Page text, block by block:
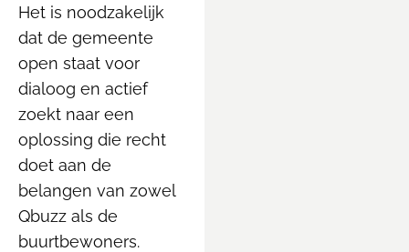
Het is noodzakelijk
dat de gemeente
open staat voor
dialoog en actief
zoekt naar een
oplossing die recht
doet aan de
belangen van zowel
Qbuzz als de
buurtbewoners.